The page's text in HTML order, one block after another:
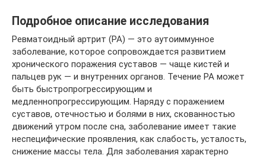
Подробное описание исследования
Ревматоидный артрит (РА) — это аутоиммунное
заболевание, которое сопровождается развитием
хронического поражения суставов — чаще кистей и
пальцев рук — и внутренних органов. Течение РА может
быть быстропрогрессирующим и
медленнопрогрессирующим. Наряду с поражением
суставов, отечностью и болями в них, скованностью
движений утром после сна, заболевание имеет такие
неспецифические проявления, как слабость, усталость,
снижение массы тела. Для заболевания характерно